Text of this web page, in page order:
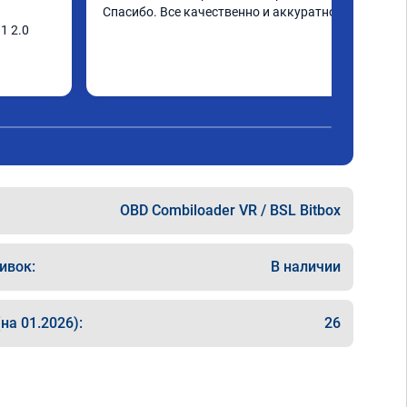
2.0
и с 6/5
работе
Спасибо. Все качественно и аккуратно.
OBD Combiloader VR / BSL Bitbox
В наличии
01.2026): 26